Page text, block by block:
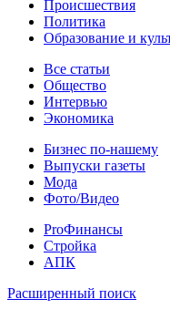
Происшествия
Политика
Образование и
Статьи
Все статьи
Общество
Интервью
Экономика
Разное
Бизнес по-нашему
Выпуски газеты
Мода
Фото/Видео
Pro
ProФинансы
Стройка
АПК
Информация
Расширенный поиск